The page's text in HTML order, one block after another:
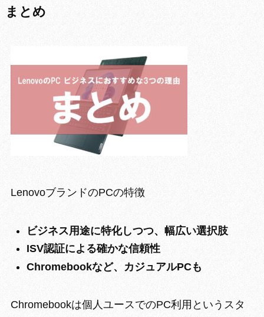
まとめ
LenovoブランドのPCの特徴
ビジネス用途に特化しつつ、幅広い選択肢
ISV認証による確かな信頼性
Chromebookなど、カジュアルPCも
Chromebookは個人ユースでのPC利用というスタ